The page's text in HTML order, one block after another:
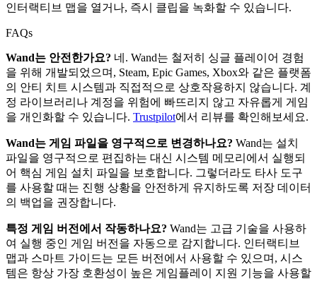
인터랙티브 맵을 열거나, 즉시 클립을 녹화할 수 있습니다.
FAQs
Wand는 안전한가요? 네. Wand는 철저히 싱글 플레이어 경험
을 위해 개발되었으며, Steam, Epic Games, Xbox와 같은 플랫폼
의 안티 치트 시스템과 직접적으로 상호작용하지 않습니다. 계
정 라이브러리나 계정을 위험에 빠뜨리지 않고 자유롭게 게임
을 개인화할 수 있습니다. Trustpilot에서 리뷰를 확인해보세요.
Wand는 게임 파일을 영구적으로 변경하나요? Wand는 설치
파일을 영구적으로 편집하는 대신 시스템 메모리에서 실행되
어 핵심 게임 설치 파일을 보호합니다. 그렇더라도 타사 도구
를 사용할 때는 진행 상황을 안전하게 유지하도록 저장 데이터
의 백업을 권장합니다.
특정 게임 버전에서 작동하나요? Wand는 고급 기술을 사용하
여 실행 중인 게임 버전을 자동으로 감지합니다. 인터랙티브
맵과 스마트 가이드는 모든 버전에서 사용할 수 있으며, 시스
템은 항상 가장 호환성이 높은 게임플레이 지원 기능을 사용할